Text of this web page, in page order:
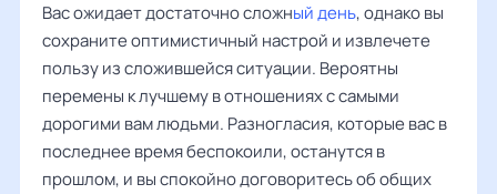
Вас ожидает достаточно сложный день, однако вы
сохраните оптимистичный настрой и извлечете
пользу из сложившейся ситуации. Вероятны
перемены к лучшему в отношениях с самыми
дорогими вам людьми. Разногласия, которые вас в
последнее время беспокоили, останутся в
прошлом, и вы спокойно договоритесь об общих